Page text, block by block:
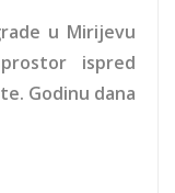
u Mirijevu
ispred
Godinu dana